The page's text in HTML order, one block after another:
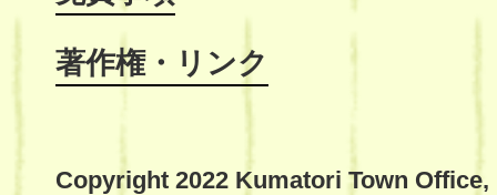
著作権・リンク
Copyright 2022 Kumatori Town Office,